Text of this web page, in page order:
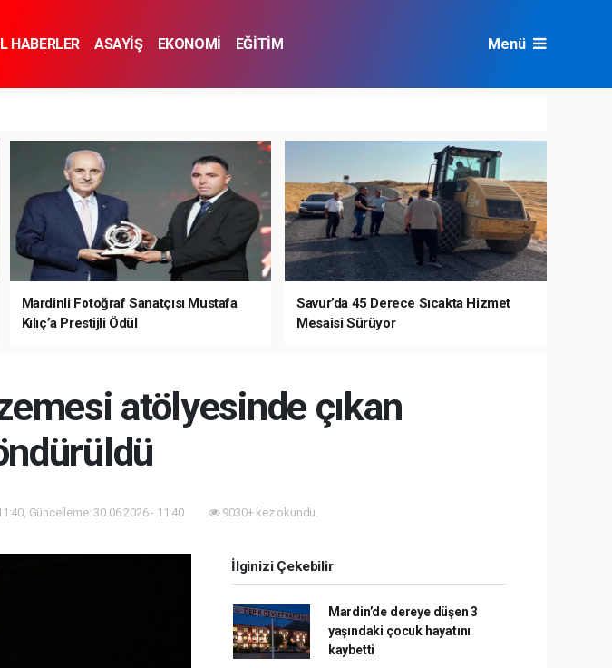
HABERLER ASAYİŞ EKONOMİ
EĞİTİM
Menü
Mardinli Fotoğraf Sanatçısı Mustafa
Kılıç’a Prestijli Ödül
Savur’da 45 Derece Sıcakta Hizmet
Mesaisi Sürüyor
atölyesinde çıkan
Güncelleme: 30.06.2026 - 11:40 9030+ kez okundu.
İlginizi Çekebilir
Mardin’de dereye düşen 3
yaşındaki çocuk hayatını
kaybetti